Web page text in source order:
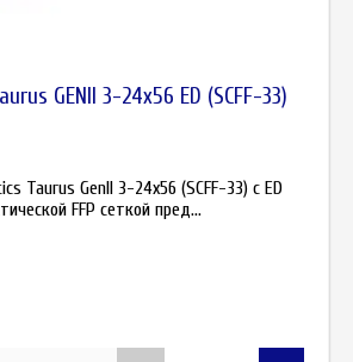
GENII 3-24x56 ED (SCFF-33)
Taurus GenII 3-24x56 (SCFF-33) с ED
FFP сеткой пред...